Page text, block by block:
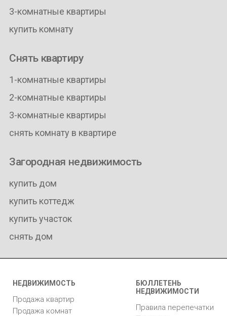
3-комнатные квартиры
купить комнату
Снять квартиру
1-комнатные квартиры
2-комнатные квартиры
3-комнатные квартиры
снять комнату в квартире
Загородная недвижимость
купить дом
купить коттедж
купить участок
снять дом
НЕДВИЖИМОСТЬ
Продажа квартир
Продажа комнат
БЮЛЛЕТЕНЬ
НЕДВИЖИМОСТИ
Правила перепечатки